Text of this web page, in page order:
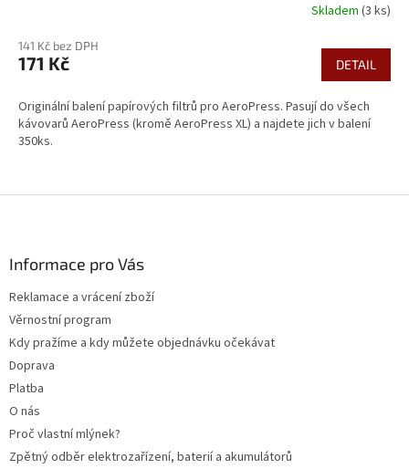
Skladem (3 ks)
141 Kč bez DPH
171 Kč DETAIL
Originální balení papírových filtrů pro AeroPress. Pasují do všech
kávovarů AeroPress (kromě AeroPress XL) a najdete jich v balení
350ks.
Informace pro Vás
Reklamace a vrácení zboží
Věrnostní program
Kdy pražíme a kdy můžete objednávku očekávat
Doprava
Platba
O nás
Proč vlastní mlýnek?
Zpětný odběr elektrozařízení, baterií a akumulátorů